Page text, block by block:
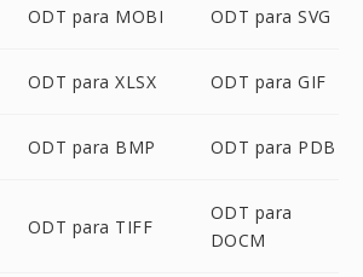
ODT para MOBI ODT para SVG
ODT para XLSX ODT para GIF
ODT para BMP ODT para PDB
ODT para TIFF
ODT para
DOCM